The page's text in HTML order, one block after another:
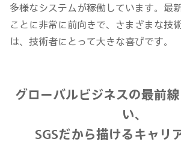
多様なシステムが稼働しています。最
ことに非常に前向きで、さまざまな技
は、技術者にとって大きな喜びです。
グローバルビジネスの最前
い、
SGSだから描けるキャリ